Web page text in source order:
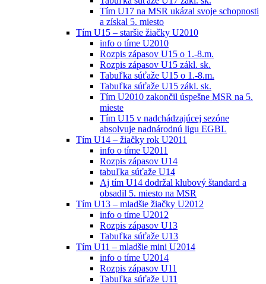
Tím U17 na MSR ukázal svoje schopnosti
a získal 5. miesto
Tím U15 – staršie žiačky U2010
info o tíme U2010
Rozpis zápasov U15 o 1.-8.m.
Rozpis zápasov U15 zákl. sk.
Tabuľka súťaže U15 o 1.-8.m.
Tabuľka súťaže U15 zákl. sk.
Tím U2010 zakončil úspešne MSR na 5.
mieste
Tím U15 v nadchádzajúcej sezóne
absolvuje nadnárodnú ligu EGBL
Tím U14 – žiačky rok U2011
info o tíme U2011
Rozpis zápasov U14
tabuľka súťaže U14
Aj tím U14 dodržal klubový štandard a
obsadil 5. miesto na MSR
Tím U13 – mladšie žiačky U2012
info o tíme U2012
Rozpis zápasov U13
Tabuľka súťaže U13
Tím U11 – mladšie mini U2014
info o tíme U2014
Rozpis zápasov U11
Tabuľka súťaže U11